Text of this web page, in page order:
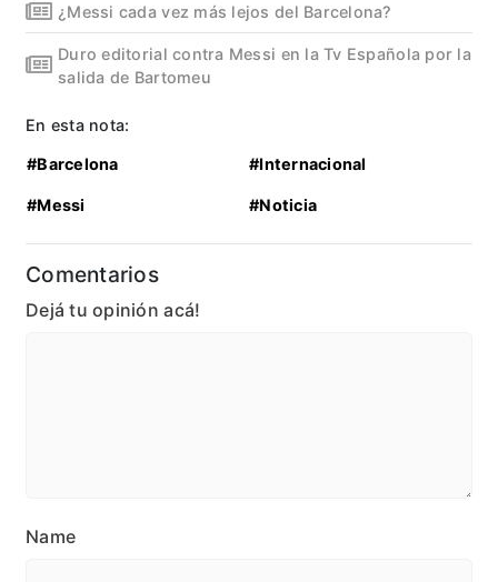
¿Messi cada vez más lejos del Barcelona?
Duro editorial contra Messi en la Tv Española por la
salida de Bartomeu
En esta nota:
#Barcelona #Internacional
#Messi #Noticia
Comentarios
Dejá tu opinión acá!
Name